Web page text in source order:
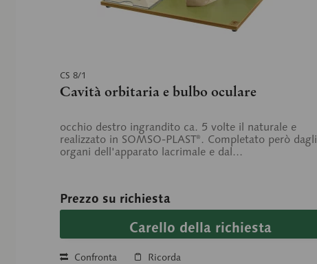
CS 8/1
Cavità orbitaria e bulbo oculare
occhio destro ingrandito ca. 5 volte il naturale e
realizzato in SOMSO-PLAST®. Completato però dagli
organi dell'apparato lacrimale e dal...
Prezzo su richiesta
Carello della richiesta
Confronta Ricorda